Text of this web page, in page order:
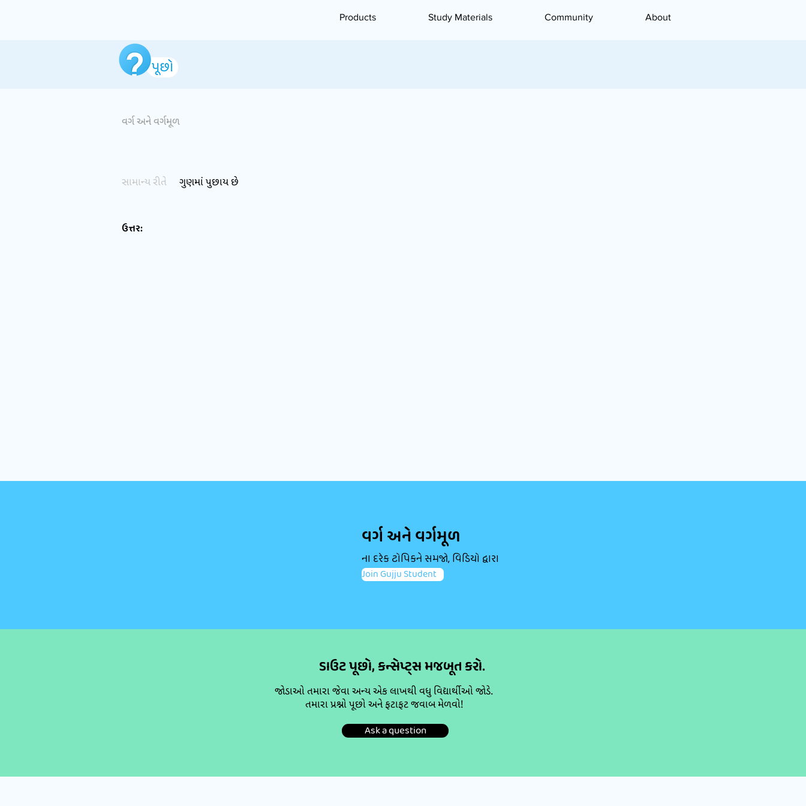
Products Study Materials Community About
ગુણમાં પુછાય છે
સામાન્ય રીતે
વર્ગ અને વર્ગમૂળ
ના દરેક ટોપિકને સમજો, વિડિયો દ્વારા
Join Gujju Student
વર્ગ અને વર્ગમૂળ
ડાઉટ પૂછો, કન્સેપ્ટ્સ મજબૂત કરો.
જોડાઓ તમારા જેવા અન્ય એક લાખથી વધુ વિદ્યાર્થીઓ જોડે.
તમારા પ્રશ્નો પૂછો અને ફટાફટ જવાબ મેળવો!
Ask a question
ઉત્તર: